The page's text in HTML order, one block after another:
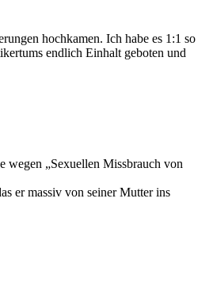
hochkamen. Ich habe es 1:1 so
endlich Einhalt geboten und
wegen „Sexuellen Missbrauch von
er massiv von seiner Mutter ins